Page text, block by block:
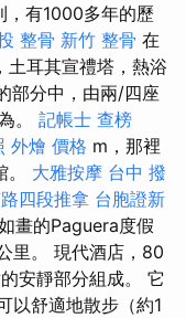
，有1000多年的歷
整骨 新竹 整骨 在
土耳其宣禮塔，熱浴
部分中，由兩/四座
。 記帳士 查榜
外燴 價格 m，那裡
大雅按摩 台中 撥
四段推拿 台胞證新
畫的Paguera度假
里。 現代酒店，80
安靜部分組成。 它
以舒適地散步（約1